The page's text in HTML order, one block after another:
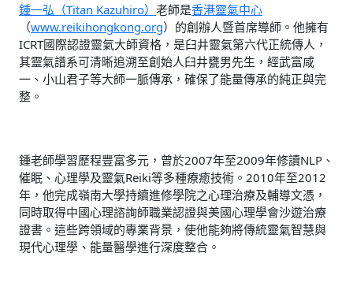
鍾一弘（Titan Kazuhiro） 老師是香港靈氣中心
（www.reikihongkong.org）的創辦人暨首席導師。他擁有
ICRT國際認證靈氣大師資格，是臼井靈氣第六代正統傳人，
其靈氣譜系可清晰追溯至創始人臼井甕男先生，經武富咸
一、小山君子等大師一脈傳承，確保了能量傳承的純正與完
整。
鍾老師學習歷程豐富多元，曾於2007年至2009年修讀NLP、
催眠、心理學及靈氣Reiki等多種療癒技術。2010年至2012
年，他完成嶺南大學持續進修學院之心理治療及輔導文憑，
同時取得中國心理諮詢師職業認證與美國心理學會沙遊治療
證書。這些跨領域的專業背景，使他能夠將傳統靈氣智慧與
現代心理學、能量醫學進行深度整合。